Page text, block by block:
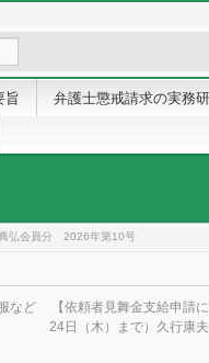
旨 弁護士懲戒請求の実務
弘会員分 2026年第10号
など
【依頼者見舞金支給申請
24日（木）まで）久行康